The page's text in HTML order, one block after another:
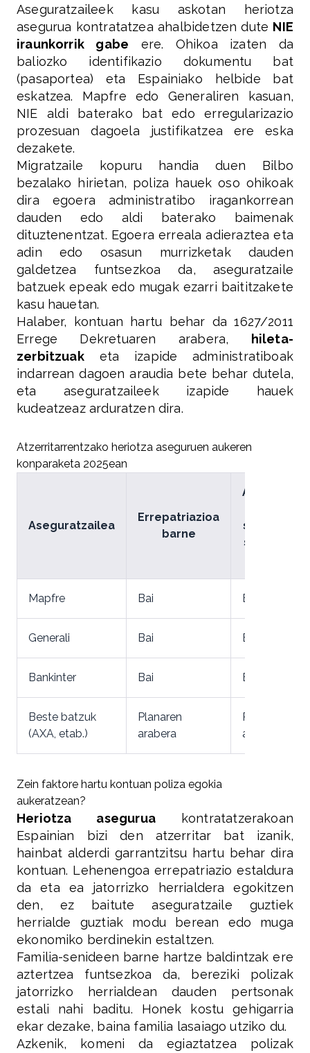
Aseguratzaileek kasu askotan heriotza
asegurua kontratatzea ahalbidetzen dute NIE
iraunkorrik gabe ere. Ohikoa izaten da
baliozko identifikazio dokumentu bat
(pasaportea) eta Espainiako helbide bat
eskatzea. Mapfre edo Generaliren kasuan,
NIE aldi baterako bat edo erregularizazio
prozesuan dagoela justifikatzea ere eska
dezakete.
Migratzaile kopuru handia duen Bilbo
bezalako hirietan, poliza hauek oso ohikoak
dira egoera administratibo iragankorrean
dauden edo aldi baterako baimenak
dituztenentzat. Egoera erreala adieraztea eta
adin edo osasun murrizketak dauden
galdetzea funtsezkoa da, aseguratzaile
batzuek epeak edo mugak ezarri baititzakete
kasu hauetan.
Halaber, kontuan hartu behar da 1627/2011
Errege Dekretuaren arabera,
hileta-
zerbitzuaketa izapide administratiboak
indarrean dagoen araudia bete behar dutela,
eta aseguratzaileek izapide hauek
kudeatzeaz arduratzen dira.
Atzerritarrentzako heriotza aseguruen aukeren
konparaketa 2025ean
Aseguratzailea
Errepatriazioa
barne
Atzerrian
senideak
sartzeko
Mapfre Bai Bai
Generali Bai Bai
Bankinter Bai Ez
Beste batzuk
(AXA, etab.)
Planaren
arabera
Planaren
arabera
Zein faktore hartu kontuan poliza egokia
aukeratzean?
Heriotza aseguruakontratatzerakoan
Espainian bizi den atzerritar bat izanik,
hainbat alderdi garrantzitsu hartu behar dira
kontuan. Lehenengoa errepatriazio estaldura
da eta ea jatorrizko herrialdera egokitzen
den, ez baitute aseguratzaile guztiek
herrialde guztiak modu berean edo muga
ekonomiko berdinekin estaltzen.
Familia-senideen barne hartze baldintzak ere
aztertzea funtsezkoa da, bereziki polizak
jatorrizko herrialdean dauden pertsonak
estali nahi baditu. Honek kostu gehigarria
ekar dezake, baina familia lasaiago utziko du.
Azkenik, komeni da egiaztatzea polizak